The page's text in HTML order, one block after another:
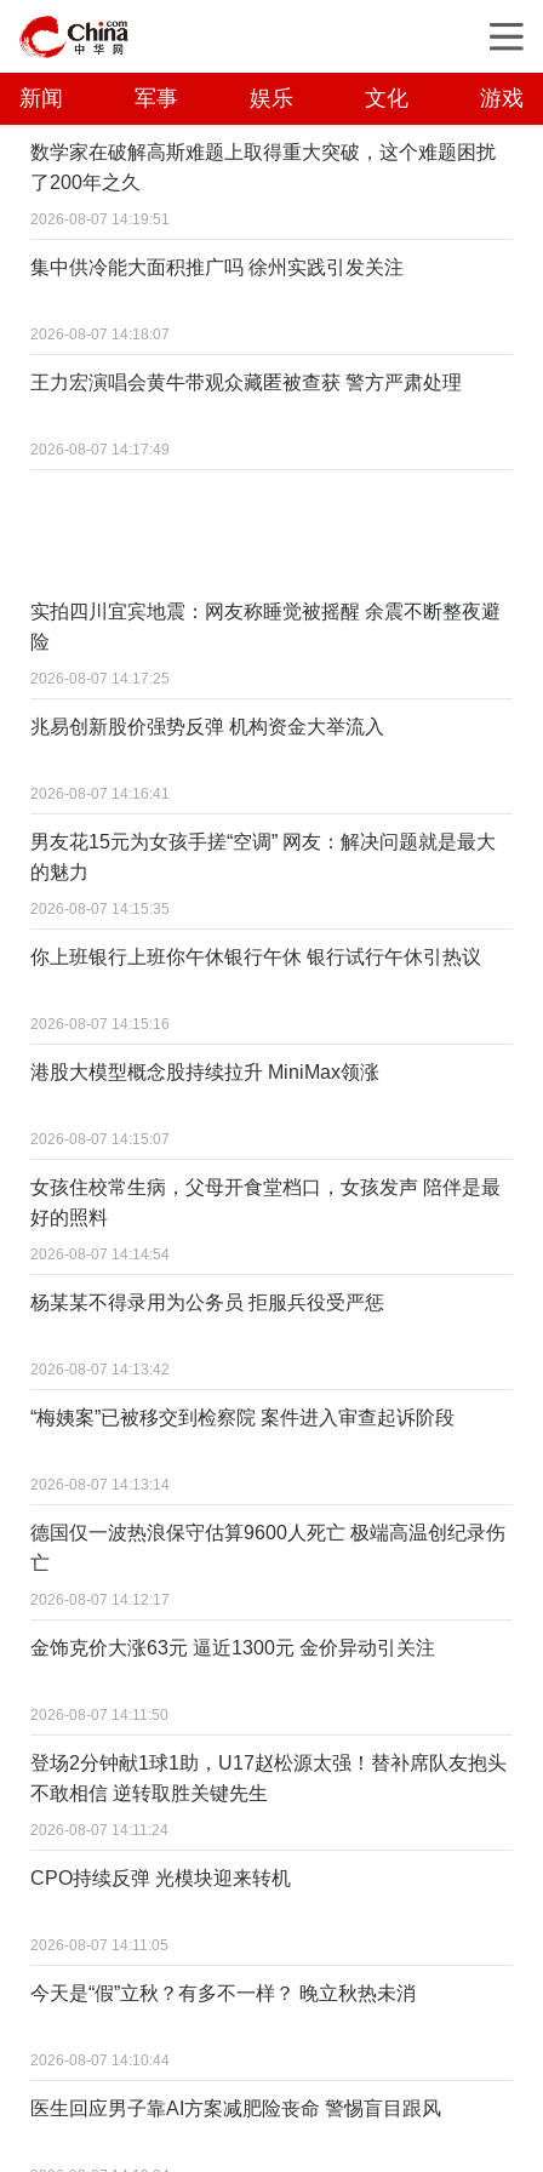
新闻 军事 娱乐 文化 游戏
数学家在破解高斯难题上取得重大突破，这个难题困扰
了200年之久
2026-08-07 14:19:51
集中供冷能大面积推广吗 徐州实践引发关注
2026-08-07 14:18:07
王力宏演唱会黄牛带观众藏匿被查获 警方严肃处理
2026-08-07 14:17:49
实拍四川宜宾地震：网友称睡觉被摇醒 余震不断整夜避
险
2026-08-07 14:17:25
兆易创新股价强势反弹 机构资金大举流入
2026-08-07 14:16:41
男友花15元为女孩手搓“空调” 网友：解决问题就是最大
的魅力
2026-08-07 14:15:35
你上班银行上班你午休银行午休 银行试行午休引热议
2026-08-07 14:15:16
港股大模型概念股持续拉升 MiniMax领涨
2026-08-07 14:15:07
女孩住校常生病，父母开食堂档口，女孩发声 陪伴是最
好的照料
2026-08-07 14:14:54
杨某某不得录用为公务员 拒服兵役受严惩
2026-08-07 14:13:42
“梅姨案”已被移交到检察院 案件进入审查起诉阶段
2026-08-07 14:13:14
德国仅一波热浪保守估算9600人死亡 极端高温创纪录伤
亡
2026-08-07 14:12:17
金饰克价大涨63元 逼近1300元 金价异动引关注
2026-08-07 14:11:50
登场2分钟献1球1助，U17赵松源太强！替补席队友抱头
不敢相信 逆转取胜关键先生
2026-08-07 14:11:24
CPO持续反弹 光模块迎来转机
2026-08-07 14:11:05
今天是“假”立秋？有多不一样？ 晚立秋热未消
2026-08-07 14:10:44
医生回应男子靠AI方案减肥险丧命 警惕盲目跟风